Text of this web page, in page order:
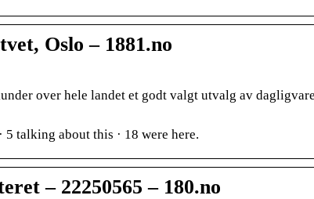
Oslo – 1881.no
over hele landet et godt valgt utvalg av
talking about this · 18 were here.
– 22250565 – 180.no